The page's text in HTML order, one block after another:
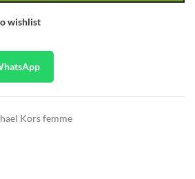
wishlist
Kors femme